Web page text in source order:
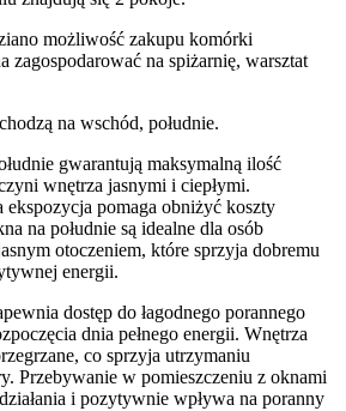
możliwość zakupu komórki
zagospodarować na spiżarnię, warsztat
na wschód, południe.
gwarantują maksymalną ilość
wnętrza jasnymi i ciepłymi.
pomaga obniżyć koszty
na południe są idealne dla osób
otoczeniem, które sprzyja dobremu
energii.
dostęp do łagodnego porannego
dnia pełnego energii. Wnętrza
co sprzyja utrzymaniu
Przebywanie w pomieszczeniu z oknami
i pozytywnie wpływa na poranny